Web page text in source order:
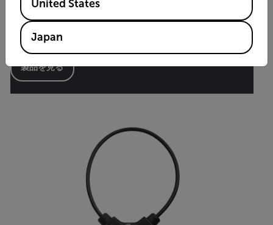
CM85-2
True RMSパワークランプメーター（ワイヤレス）
製品を見る
United States
Japan